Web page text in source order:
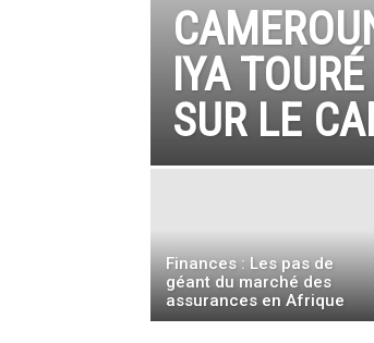
IYA
SUR LE
Finances : Les pas de
géant du marché des
assurances en Afrique